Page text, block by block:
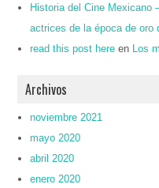
Historia del Cine Mexicano
actrices de la época de oro
read this post here en Los
Archivos
noviembre 2021
mayo 2020
abril 2020
enero 2020